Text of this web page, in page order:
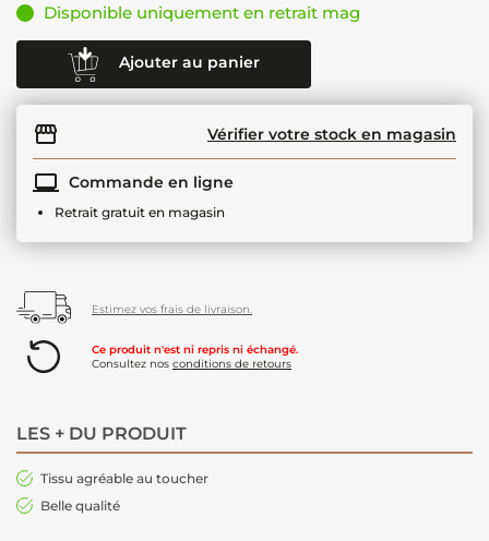
Disponible uniquement en retrait mag
Ajouter au panier
Vérifier votre stock en magasin
Commande en ligne
Retrait gratuit en magasin
Estimez vos frais de livraison.
Ce produit n'est ni repris ni échangé.
Consultez nos conditions de retours
LES + DU PRODUIT
Tissu agréable au toucher
Belle qualité